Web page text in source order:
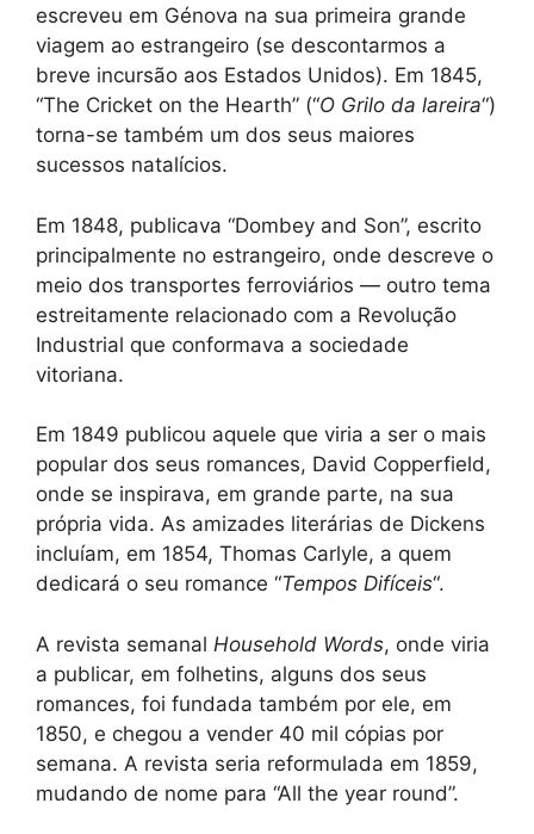
escreveu em Génova na sua primeira grande
viagem ao estrangeiro (se descontarmos a
breve incursão aos Estados Unidos). Em 1845,
“The Cricket on the Hearth” (“O Grilo da lareira“)
torna-se também um dos seus maiores
sucessos natalícios.
Em 1848, publicava “Dombey and Son”, escrito
principalmente no estrangeiro, onde descreve o
meio dos transportes ferroviários — outro tema
estreitamente relacionado com a Revolução
Industrial que conformava a sociedade
vitoriana.
Em 1849 publicou aquele que viria a ser o mais
popular dos seus romances, David Copperfield,
onde se inspirava, em grande parte, na sua
própria vida. As amizades literárias de Dickens
incluíam, em 1854, Thomas Carlyle, a quem
dedicará o seu romance “Tempos Difíceis“.
A revista semanal Household Words, onde viria
a publicar, em folhetins, alguns dos seus
romances, foi fundada também por ele, em
1850, e chegou a vender 40 mil cópias por
semana. A revista seria reformulada em 1859,
mudando de nome para “All the year round”.